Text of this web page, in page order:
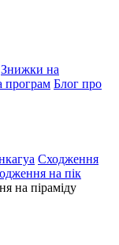
Знижки на
програм Блог про
Сходження
на пік
на піраміду